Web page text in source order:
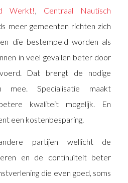
Werkt!
Centraal Nautisch
meer gemeenten richten zich
die bestempeld worden als
in veel gevallen beter door
Dat brengt de nodige
mee. Specialisatie maakt
kwaliteit mogelijk. En
een kostenbesparing.
partijen wellicht de
en de continuïteit beter
die even goed, soms